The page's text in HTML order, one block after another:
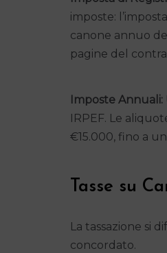
imposte:
canone annuo
pagine del
Imposte Annuali:
IRPEF. Le
€15.000, fino a
Tasse su
La tassazione si
concordato.